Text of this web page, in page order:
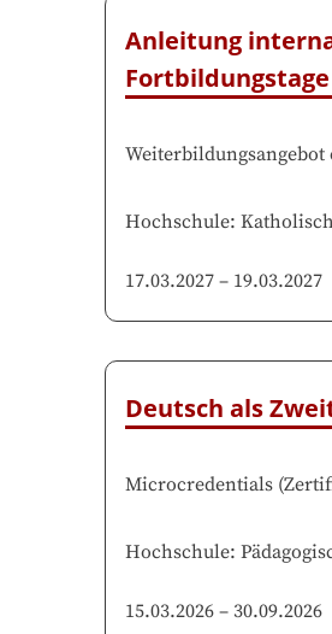
Anleitung
Hochschule:
17.03.2027 – 19.03.2027
Deutsch als
Microcredentials (
Hochschule:
15.03.2026 – 30.09.2026